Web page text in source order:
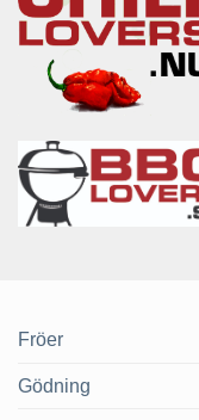
Fröer
Gödning